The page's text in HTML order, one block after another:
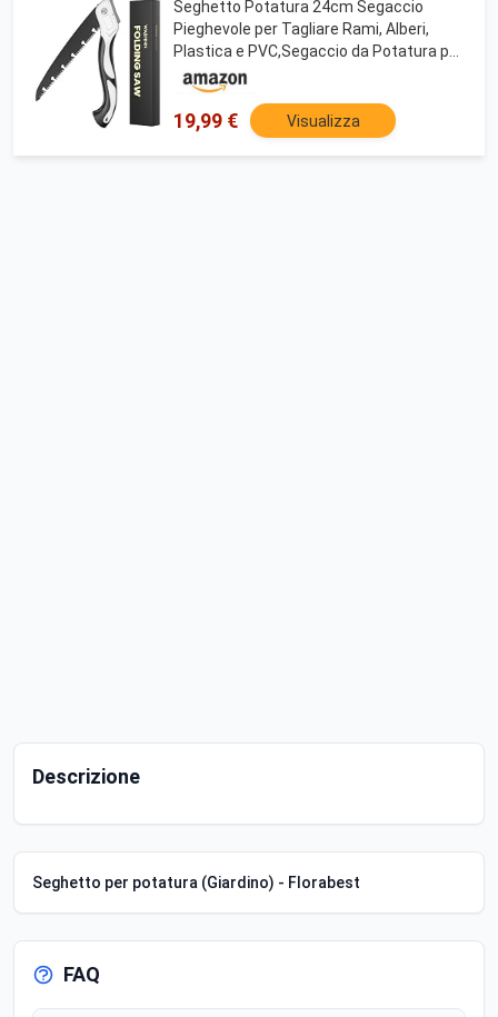
Seghetto Potatura 24cm Segaccio
Pieghevole per Tagliare Rami, Alberi,
Plastica e PVC,Segaccio da Potatura per
Giardinaggio e Campeggio Blocco di
Sicurezza Manico Antiscivolo
19,99 € Visualizza
Descrizione
Seghetto per potatura (Giardino) - Florabest
FAQ